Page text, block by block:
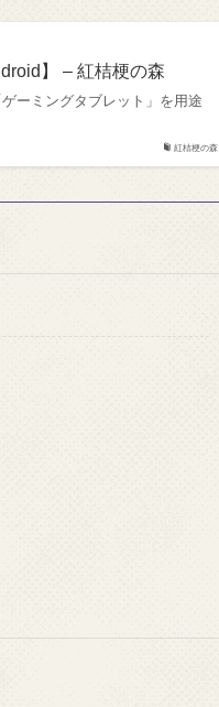
紅桔梗の森
】 – 紅桔梗の森
ーミングタブレット」を用途